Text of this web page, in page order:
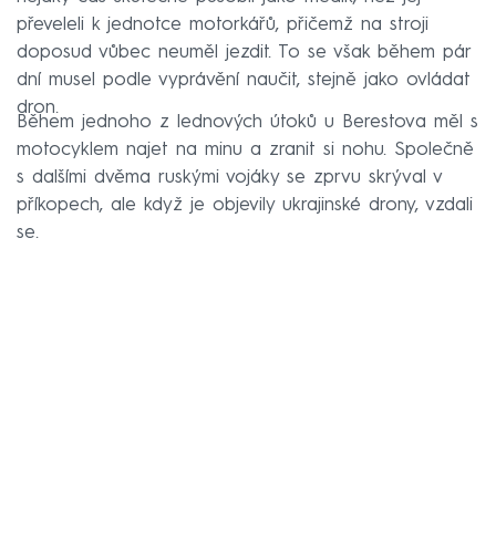
převeleli k jednotce motorkářů, přičemž na stroji
doposud vůbec neuměl jezdit. To se však během pár
dní musel podle vyprávění naučit, stejně jako ovládat
dron.
Během jednoho z lednových útoků u Berestova měl s
motocyklem najet na minu a zranit si nohu. Společně
s dalšími dvěma ruskými vojáky se zprvu skrýval v
příkopech, ale když je objevily ukrajinské drony, vzdali
se.